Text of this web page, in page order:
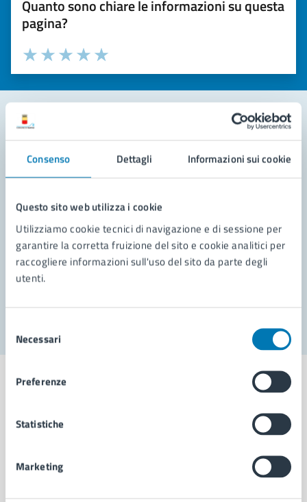
Consenso Dettagli Informazioni sui cookie
Questo sito web utilizza i cookie
Utilizziamo cookie tecnici di navigazione e di sessione per
garantire la corretta fruizione del sito e cookie analitici per
raccogliere informazioni sull'uso del sito da parte degli
utenti.
delNecessari
Preferenze
Statistiche
Marketing
Quanto sono chiare le informazioni su questa
pagina?
Valuta la chiarezza delle informazioni (da 1 a 5 stelle)
Seleziona il numero di stelle per valutare la chiarezza delle
Valuta 5 stelle su 5
Valuta 4 stelle su 5
Valuta 3 stelle su 5
Valuta 2 stelle su 5
Valuta 1 stelle su 5
Leggi le domande frequenti
Richiedi assistenza
Prenota appuntamento
Problemi in città
Comune di Napoli
AMMINISTRAZIONE